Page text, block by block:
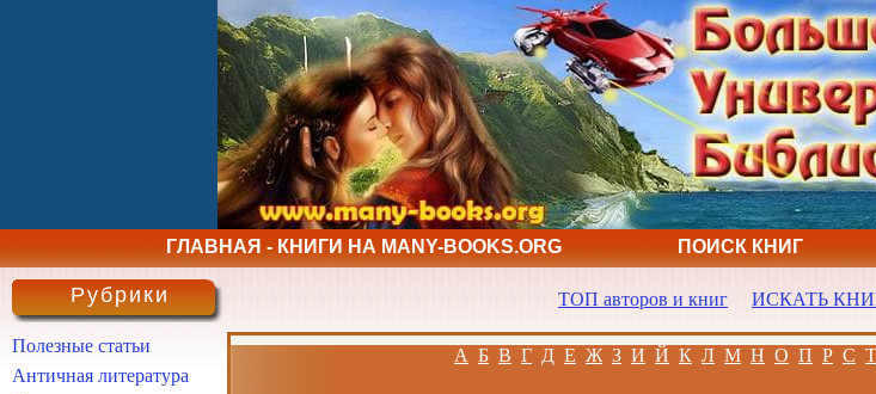
ГЛАВНАЯ - КНИГИ НА MANY-BOOKS.ORG ПОИСК КНИГ
ТОП авторов и книг ИСКАТЬ
А Б В Г Д Е Ж З И Й К Л М Н О П Р С Т
Рубрики
Полезные статьи
Античная литература